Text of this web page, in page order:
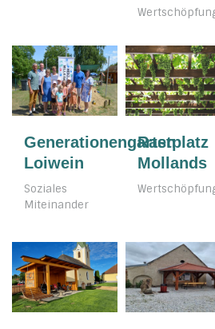
Generationengarten
Loiwein
Soziales
Miteinander
Rastplatz
Mollands